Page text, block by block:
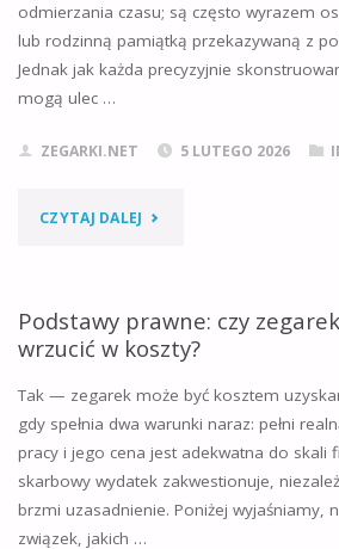
WAŻNE?"
odmierzania czasu; są często wyrazem
lub rodzinną pamiątką przekazywaną z
Jednak jak każda precyzyjnie
mogą ulec …
ZEGARKI.NET 5 LUTEGO 2026
CZYTAJ DALEJ "OD
CENA
RENOWACJI
ZEGARKA?
Podstawy prawne: czy
wrzucić w koszty?
Tak — zegarek może być kosztem
gdy spełnia dwa warunki naraz: pełni
pracy i jego cena jest adekwatna do skali
skarbowy wydatek zakwestionuje,
brzmi uzasadnienie. Poniżej wyjaśniamy,
związek, jakich …